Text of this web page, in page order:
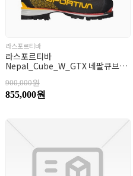
라스포르티바
라스포르티바
Nepal_Cube_W_GTX 네팔큐브우
900,000원
855,000원